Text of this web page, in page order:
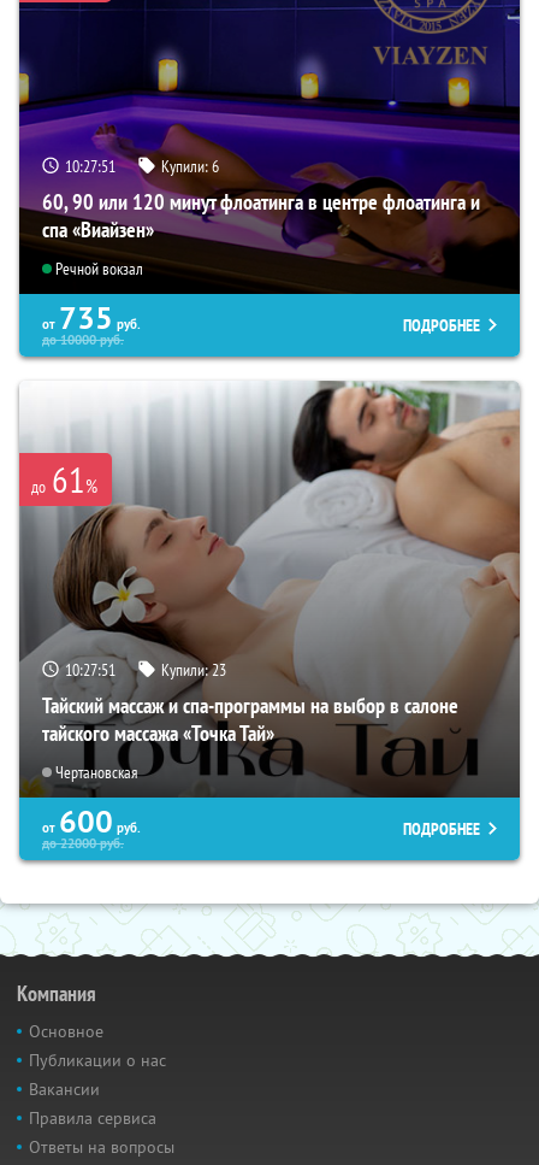
10:27:49 Купили:6
60, 90 или 120 минут флоатинга в центре флоатинга и
спа «Виайзен»
Речной вокзал
от 735 руб.
до10000руб.
ПОДРОБНЕЕ
до 61%
10:27:49 Купили:23
Тайский массаж и спа-программы на выбор в салоне
тайского массажа «Точка Тай»
Чертановская
от 600 руб.
до22000руб.
ПОДРОБНЕЕ
Компания
Основное
Публикации о нас
Вакансии
Правила сервиса
Ответы на вопросы